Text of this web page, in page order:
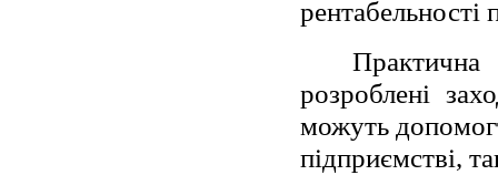
рентабельності
розроблені
можуть
підприємстві,